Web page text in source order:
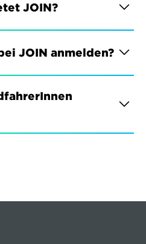
JOIN?
JOIN anmelden?